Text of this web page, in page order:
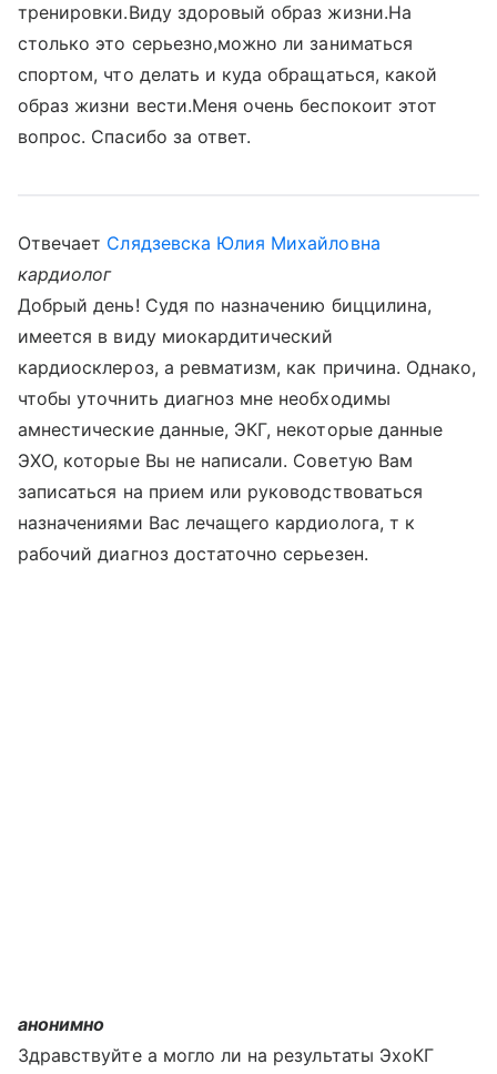
тренировки.Виду здоровый образ жизни.На
столько это серьезно,можно ли заниматься
спортом, что делать и куда обращаться, какой
образ жизни вести.Меня очень беспокоит этот
вопрос. Спасибо за ответ.
Отвечает Слядзевска Юлия Михайловна
кардиолог
Добрый день! Судя по назначению биццилина,
имеется в виду миокардитический
кардиосклероз, а ревматизм, как причина. Однако,
чтобы уточнить диагноз мне необходимы
амнестические данные, ЭКГ, некоторые данные
ЭХО, которые Вы не написали. Советую Вам
записаться на прием или руководствоваться
назначениями Вас лечащего кардиолога, т к
рабочий диагноз достаточно серьезен.
анонимно
Здравствуйте а могло ли на результаты ЭхоКГ